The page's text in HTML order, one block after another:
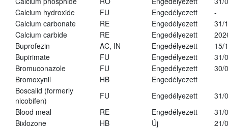
Calcium hydroxide
FU Engedélyezett
-
Calcium carbonate
RE Engedélyezett
31/
Calcium carbide
RE Engedélyezett
Buprofezin
AC, IN Engedélyezett
15/
Bupirimate
FU Engedélyezett
31/
Bromuconazole
FU Engedélyezett
30/
Bromoxynil
HB
Engedélyezett
Boscalid (formerly
nicobifen)
FU Engedélyezett
31/
Blood meal
RE Engedélyezett
31/
Bixlozone
HB Új 21/